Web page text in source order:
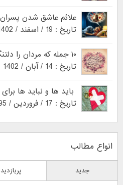
علائم عاشق شدن پسران
تاریخ : 19 / اسفند / 1402
۱۰ جمله که مردان را دلتنگ می کند
تاریخ : 14 / آبان / 1402
باید ها و نباید ها
تاریخ : 17 / فروردین / 1395
انواع مطالب
جدید پربازدید